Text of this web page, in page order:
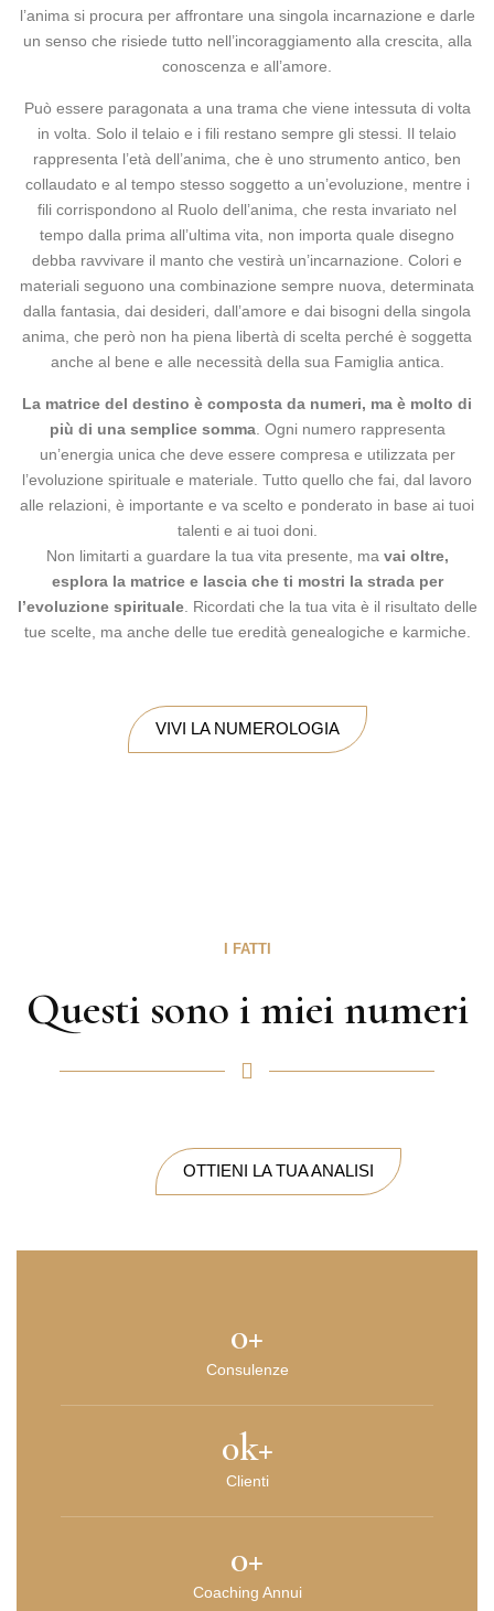
l’anima si procura per affrontare una singola incarnazione e darle
un senso che risiede tutto nell’incoraggiamento alla crescita, alla
conoscenza e all’amore.
Può essere paragonata a una trama che viene intessuta di volta
in volta. Solo il telaio e i fili restano sempre gli stessi. Il telaio
rappresenta l’età dell’anima, che è uno strumento antico, ben
collaudato e al tempo stesso soggetto a un’evoluzione, mentre i
fili corrispondono al Ruolo dell’anima, che resta invariato nel
tempo dalla prima all’ultima vita, non importa quale disegno
debba ravvivare il manto che vestirà un’incarnazione. Colori e
materiali seguono una combinazione sempre nuova, determinata
dalla fantasia, dai desideri, dall’amore e dai bisogni della singola
anima, che però non ha piena libertà di scelta perché è soggetta
anche al bene e alle necessità della sua Famiglia antica.
La matrice del destino è composta da numeri, ma è molto di
più di una semplice somma. Ogni numero rappresenta
un’energia unica che deve essere compresa e utilizzata per
l’evoluzione spirituale e materiale. Tutto quello che fai, dal lavoro
alle relazioni, è importante e va scelto e ponderato in base ai tuoi
talenti e ai tuoi doni.
Non limitarti a guardare la tua vita presente, ma vai oltre,
esplora la matrice e lascia che ti mostri la strada per
l’evoluzione spirituale. Ricordati che la tua vita è il risultato delle
tue scelte, ma anche delle tue eredità genealogiche e karmiche.
VIVI LA NUMEROLOGIA
Consulenze
0+
Clienti
0k+
Coaching Annui
0+
I FATTI
Questi sono i miei numeri
OTTIENI LA TUA ANALISI